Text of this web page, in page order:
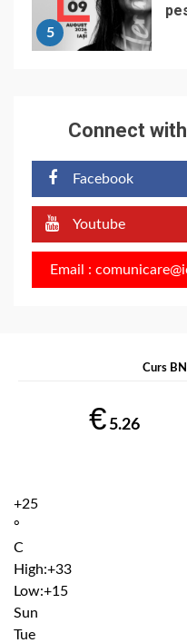
5
Connect
Facebook
Youtube
Email :
Curs
€ 5.26
+25
°
C
High:+33
Low:+15
Sun
Tue